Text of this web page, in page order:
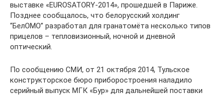
выставке «EUROSATORY-2014», прошедшей в Париже.
Позднее сообщалось, что белорусский холдинг
“БелОМО” разработал для гранатомёта несколько типов
прицелов – тепловизионный, ночной и дневной
оптический.
По сообщению СМИ, от 21 октября 2014, Тульское
конструкторское бюро приборостроения наладило
серийный выпуск МГК «Бур» для дальнейшей поставки